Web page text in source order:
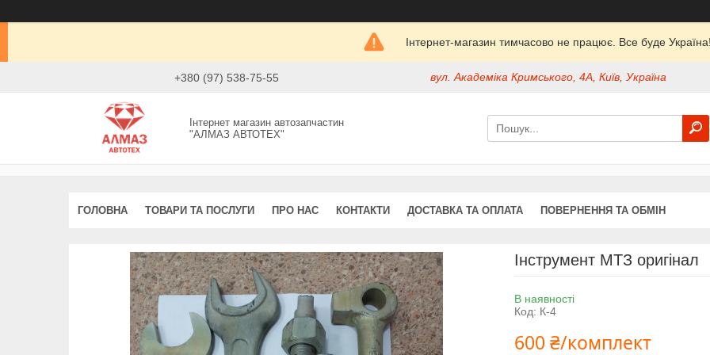
Інтернет-магазин тимчасово не працює. Все буде
+380 (97) 538-75-55 вул. Академіка Кримського, 4А, Київ, Україна
Інтернет магазин автозапчастин
"АЛМАЗ АВТОТЕХ"
ГОЛОВНА ТОВАРИ ТА ПОСЛУГИ ПРО НАС КОНТАКТИ ДОСТАВКА ТА ОПЛАТА ПОВЕРНЕННЯ ТА ОБМІН
Інструмент МТЗ оригінал
В наявності
Код: К-4
600 ₴/комплект